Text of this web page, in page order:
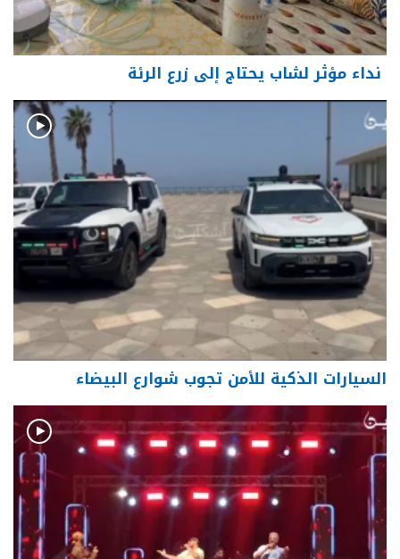
نداء مؤثر لشاب يحتاج إلى زرع الرئة
السيارات الذكية للأمن تجوب شوارع البيضاء